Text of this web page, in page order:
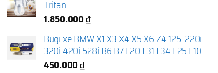
Tritan
1.850.000₫
Bugi xe BMW X1 X3 X4 X5 X6 Z4 125i 220i
320i 420i 528i B6 B7 F20 F31 F34 F25 F10
450.000₫